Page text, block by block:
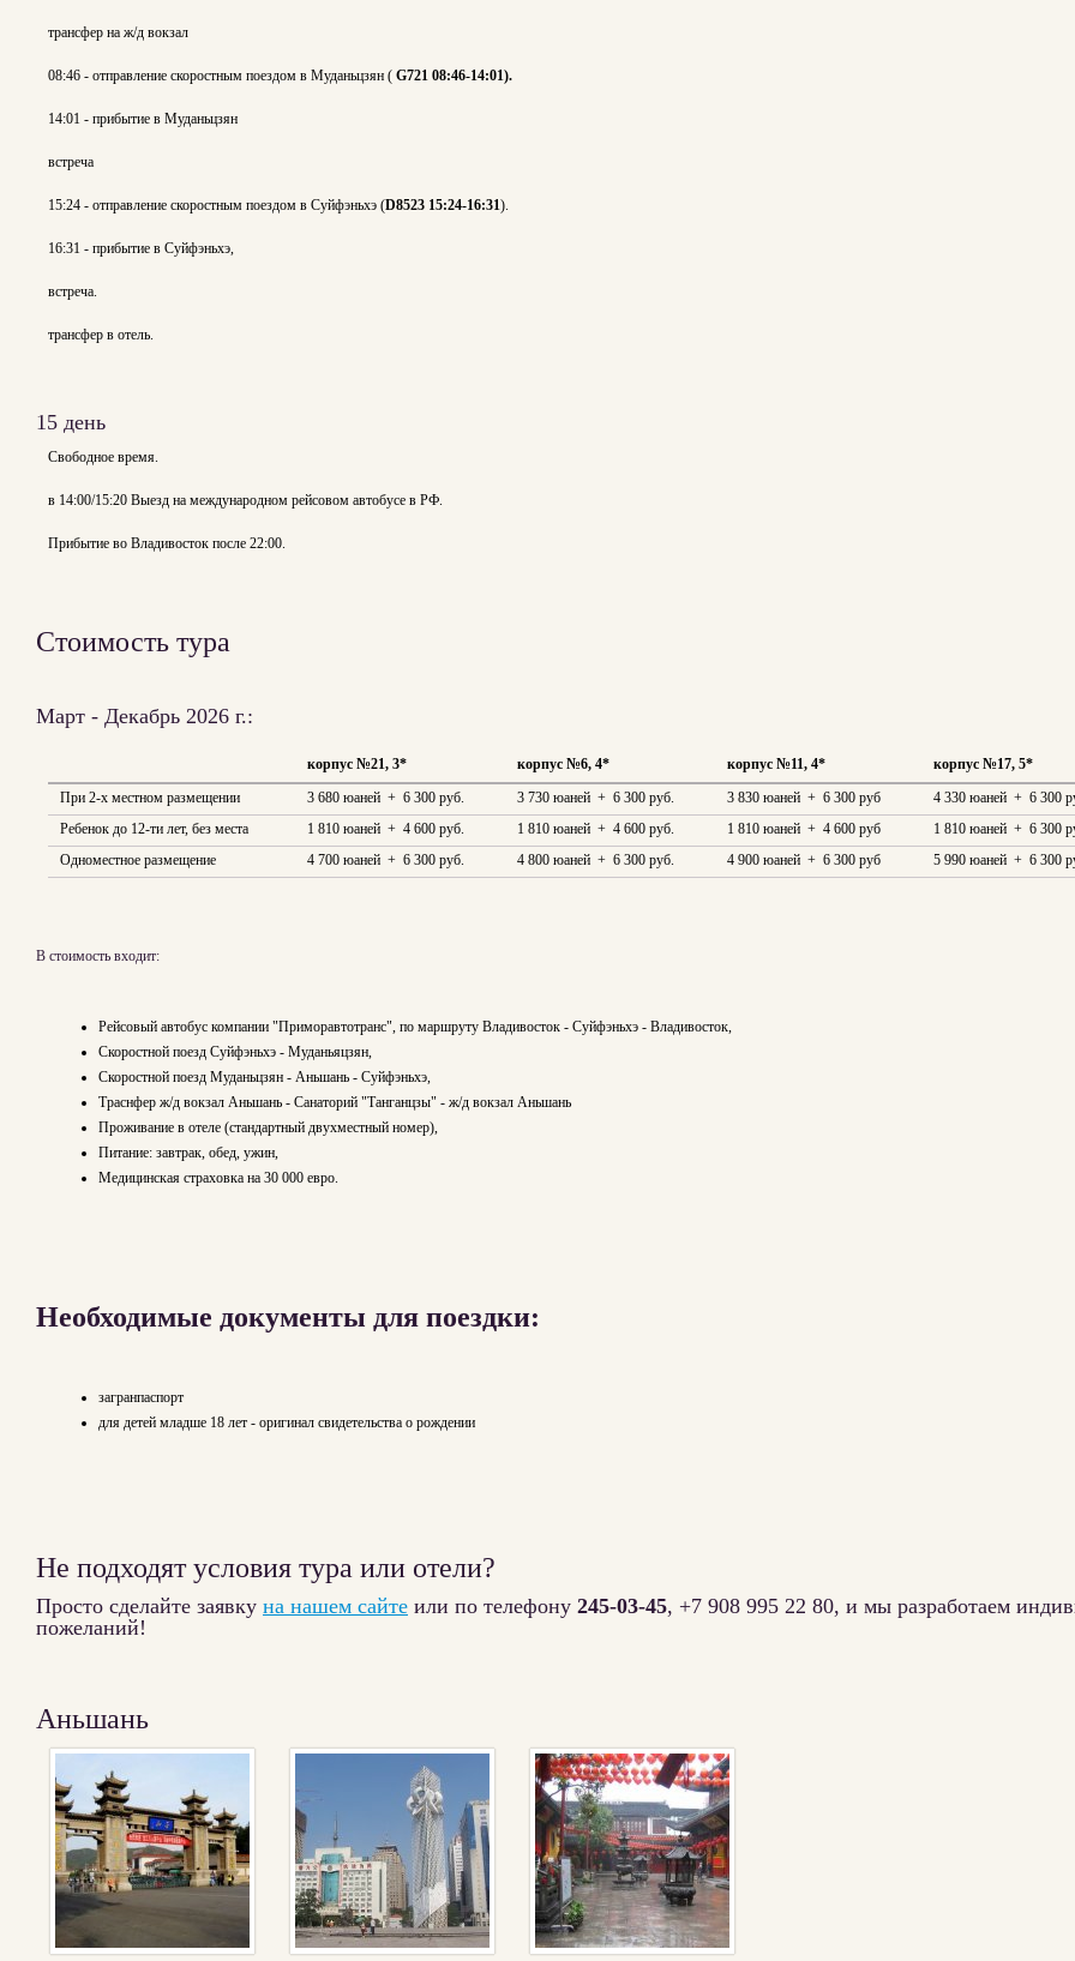
трансфер на ж/д вокзал
08:46 - отправление скоростным поездом в Муданьцзян ( G721 08:46-14:01).
14:01 - прибытие в Муданьцзян
встреча
15:24 - отправление скоростным поездом в Суйфэньхэ (D8523 15:24-16:31).
16:31 - прибытие в Суйфэньхэ,
встреча.
трансфер в отель.
15 день
Свободное время.
в 14:00/15:20 Выезд на международном рейсовом автобусе в РФ.
Прибытие во Владивосток после 22:00.
Стоимость тура
Март - Декабрь 2026 г.:
корпус №21, 3* корпус №6, 4* корпус №11, 4*
корпус №17, 5*
При 2-х местном размещении
3 680 юаней + 6 300 руб. 3 730 юаней + 6 300 руб. 3 830 юаней + 6 300 руб
4 330 юаней + 6 300
Ребенок до 12-ти лет, без места
1 810 юаней + 4 600 руб. 1 810 юаней + 4 600 руб. 1 810 юаней + 4 600 руб
1 810 юаней + 6 300
Одноместное размещение
4 700 юаней + 6 300 руб. 4 800 юаней + 6 300 руб. 4 900 юаней + 6 300 руб 5 990 юаней + 6 300
В стоимость входит:
Рейсовый автобус компании "Приморавтотранс", по маршруту Владивосток - Суйфэньхэ - Владивосток,
Скоростной поезд Суйфэньхэ - Муданьяцзян,
Скоростной поезд Муданьцзян - Аньшань - Суйфэньхэ,
Траснфер ж/д вокзал Аньшань - Санаторий "Танганцзы" - ж/д вокзал Аньшань
Проживание в отеле (стандартный двухместный номер),
Питание: завтрак, обед, ужин,
Медицинская страховка на 30 000 евро.
Необходимые документы для поездки:
загранпаспорт
для детей младше 18 лет - оригинал свидетельства о рождении
Не подходят условия тура или отели?
Просто сделайте заявку на нашем сайте или по телефону 245-03-45, +7 908 995 22 80, и мы разработаем
пожеланий!
Аньшань